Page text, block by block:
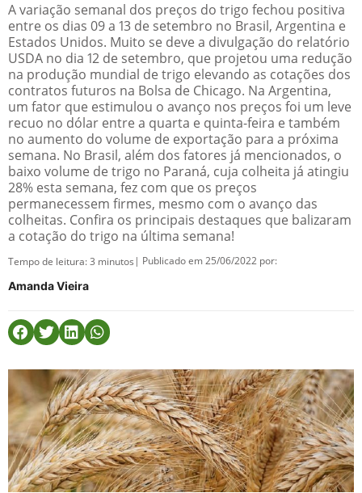
A variação semanal dos preços do trigo fechou positiva
entre os dias 09 a 13 de setembro no Brasil, Argentina e
Estados Unidos. Muito se deve a divulgação do relatório
USDA no dia 12 de setembro, que projetou uma redução
na produção mundial de trigo elevando as cotações dos
contratos futuros na Bolsa de Chicago. Na Argentina,
um fator que estimulou o avanço nos preços foi um leve
recuo no dólar entre a quarta e quinta-feira e também
no aumento do volume de exportação para a próxima
semana. No Brasil, além dos fatores já mencionados, o
baixo volume de trigo no Paraná, cuja colheita já atingiu
28% esta semana, fez com que os preços
permanecessem firmes, mesmo com o avanço das
colheitas. Confira os principais destaques que balizaram
a cotação do trigo na última semana!
Tempo de leitura:3 minutos | Publicado em 25/06/2022 por:
Amanda Vieira